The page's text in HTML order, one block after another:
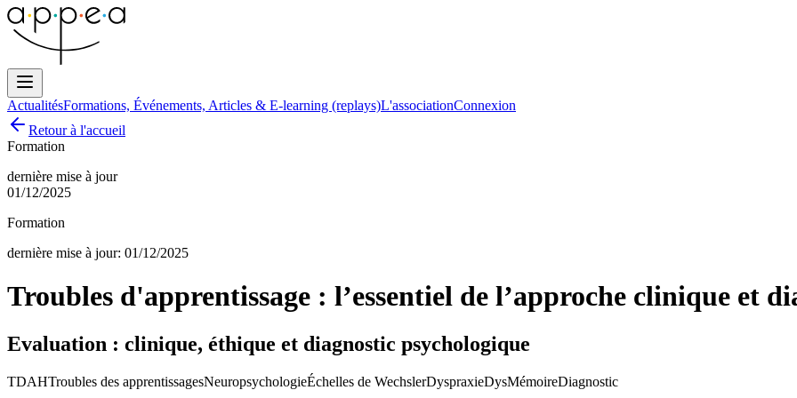
ActualitésFormations, Événements, Articles & E-learning (replays)L'associationConnexion
Retour à l'accueil
Formation
dernière mise à jour
01/12/2025
Formation
dernière mise à jour: 01/12/2025
Troubles d'apprentissage : l’essentiel de l’approche clinique et
Evaluation : clinique, éthique et diagnostic psychologique
TDAHTroubles des apprentissagesNeuropsychologieÉchelles de WechslerDyspraxieDysMémoireDiagnostic